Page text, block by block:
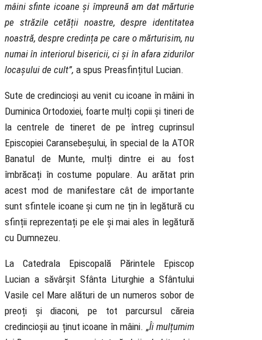
mâini sfinte icoane și împreună am dat mărturie
pe străzile cetății noastre, despre identitatea
noastră, despre credința pe care o mărturisim, nu
numai în interiorul bisericii, ci și în afara zidurilor
locașului de cult”, a spus Preasfințitul Lucian.
Sute de credincioși au venit cu icoane în mâini în
Duminica Ortodoxiei, foarte mulți copii și tineri de
la centrele de tineret de pe întreg cuprinsul
Episcopiei Caransebeșului, în special de la ATOR
Banatul de Munte, mulți dintre ei au fost
îmbrăcați în costume populare. Au arătat prin
acest mod de manifestare cât de importante
sunt sfintele icoane și cum ne țin în legătură cu
sfinții reprezentați pe ele și mai ales în legătură
cu Dumnezeu.
La Catedrala Episcopală Părintele Episcop
Lucian a săvârșit Sfânta Liturghie a Sfântului
Vasile cel Mare alături de un numeros sobor de
preoți și diaconi, pe tot parcursul căreia
credincioșii au ținut icoane în mâini. „Îi mulțumim